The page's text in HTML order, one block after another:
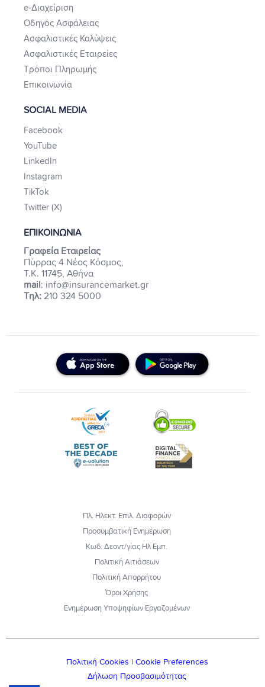
e-Διαχείριση
Οδηγός Ασφάλειας
Ασφαλιστικές Καλύψεις
Ασφαλιστικές Εταιρείες
Τρόποι Πληρωμής
Επικοινωνία
SOCIAL MEDIA
Facebook
YouTube
LinkedIn
Instagram
TikTok
Twitter (X)
ΕΠΙΚΟΙΝΩΝΙΑ
Γραφεία Εταιρείας
Πύρρας 4 Νέος Κόσμος,
Τ.Κ. 11745, Αθήνα
mail : info@insurancemarket.gr
Τηλ: 210 324 5000
Πλ. Ηλεκτ. Επιλ. Διαφορών
Προσυμβατική Ενημέρωση
Κωδ. Δεοντ/γίας Ηλ Εμπ.
Πολιτική Αιτιάσεων
Πολιτική Απορρήτου
Όροι Χρήσης
Ενημέρωση Υποψηφίων Εργαζομένων
Πολιτική Cookies
Cookie Preferences
Δήλωση Προσβασιμότητας